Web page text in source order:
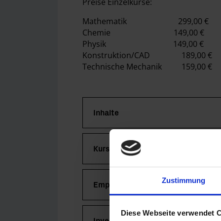
Zustimmung
Diese Webseite verwendet
Mathematik 299,00 €
Chemie 149,00 €
Physik 149,00 €
Konstruktion/CAD 189,00 €
Technische Mechanik 159,00 €
Inhalte
Kurszeiten & -dauer
Empfehlung